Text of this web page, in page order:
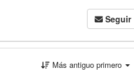
Seguir
Más antiguo primero